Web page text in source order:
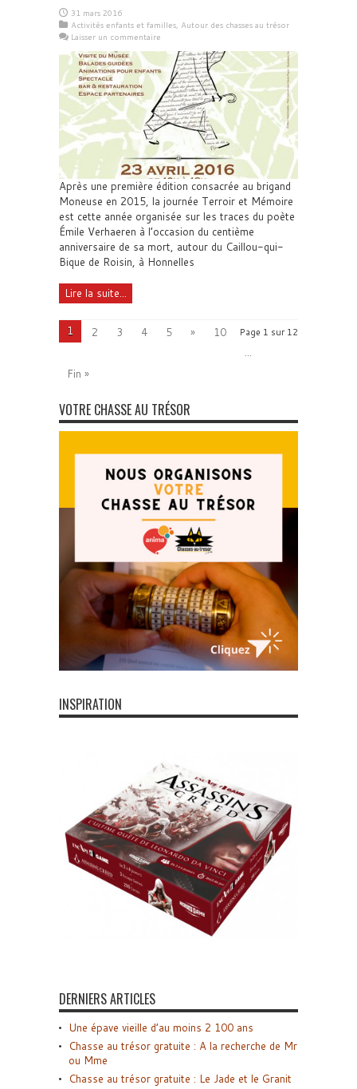
31 mars 2016
Activités enfants et familles, Autour des chasses au trésor
Laisser un commentaire
Après une première édition consacrée au brigand
Moneuse en 2015, la journée Terroir et Mémoire
est cette année organisée sur les traces du poète
Émile Verhaeren à l’occasion du centième
anniversaire de sa mort, autour du Caillou-qui-
Bique de Roisin, à Honnelles
Lire la suite...
Page 1 sur 12
1 2 3 4 5 »
10
...
Fin »
VOTRE CHASSE AU TRÉSOR
INSPIRATION
DERNIERS ARTICLES
Une épave vieille d’au moins 2 100 ans
Chasse au trésor gratuite : A la recherche de Mr
ou Mme
Chasse au trésor gratuite : Le Jade et le Granit